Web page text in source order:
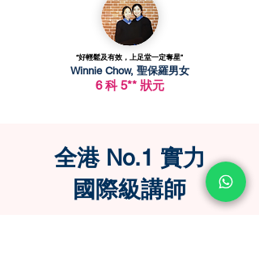
“好輕鬆及有效，上足堂一定奪星”
Winnie Chow, 聖保羅男女
6 科 5** 狀元
​全港 No.1 實力
國際級講師